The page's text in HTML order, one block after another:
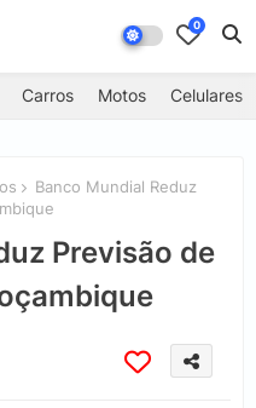
0
Carros Motos Celulares
Banco Mundial Reduz
Previsão de